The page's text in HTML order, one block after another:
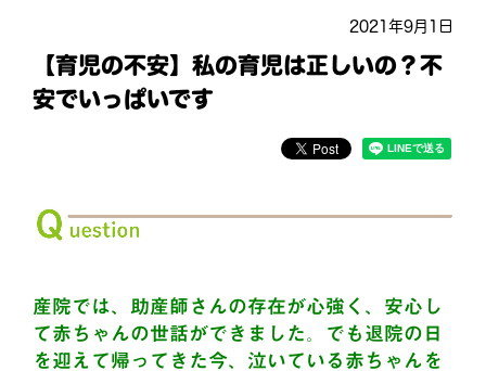
2021年9月1日
【育児の不安】私の育児は正しいの？不
安でいっぱいです
産院では、助産師さんの存在が心強く、安心し
て赤ちゃんの世話ができました。でも退院の日
を迎えて帰ってきた今、泣いている赤ちゃんを